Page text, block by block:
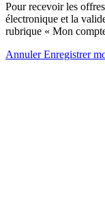
Pour recevoir les
électronique et la
rubrique « Mon
AnnulerEnregistrer